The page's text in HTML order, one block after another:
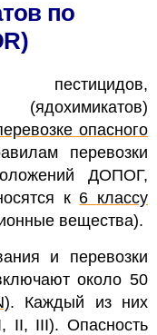
по
(ядохимикатов)
опасного
перевозки
ДОПОГ,
к 6 классу
вещества).
и перевозки
около 50
. Каждый из них
II, III). Опасность